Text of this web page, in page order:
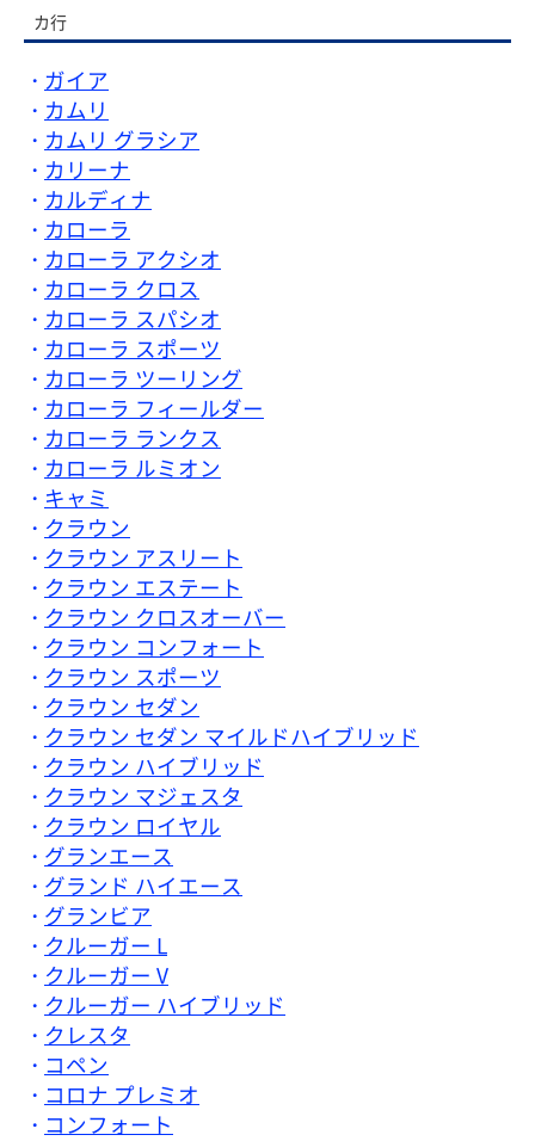
カ行
ガイア
カムリ
カムリ グラシア
カリーナ
カルディナ
カローラ
カローラ アクシオ
カローラ クロス
カローラ スパシオ
カローラ スポーツ
カローラ ツーリング
カローラ フィールダー
カローラ ランクス
カローラ ルミオン
キャミ
クラウン
クラウン アスリート
クラウン エステート
クラウン クロスオーバー
クラウン コンフォート
クラウン スポーツ
クラウン セダン
クラウン セダン マイルドハイブリッド
クラウン ハイブリッド
クラウン マジェスタ
クラウン ロイヤル
グランエース
グランド ハイエース
グランビア
クルーガー L
クルーガー V
クルーガー ハイブリッド
クレスタ
コペン
コロナ プレミオ
コンフォート